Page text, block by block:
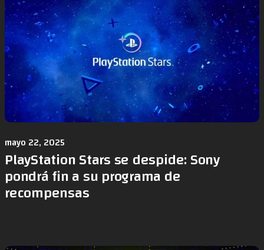
mayo 22, 2025
PlayStation Stars se despide: Sony
pondrá fin a su programa de
recompensas